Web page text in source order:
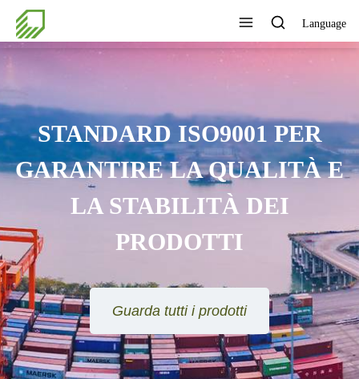
Language
STANDARD ISO9001 PER
GARANTIRE LA QUALITÀ E
LA STABILITÀ DEI
PRODOTTI
Guarda tutti i prodotti